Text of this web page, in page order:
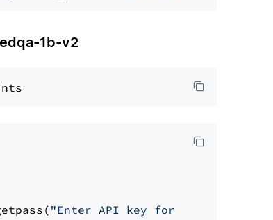
1b-v2
"Enter API key for NVIDIA: "